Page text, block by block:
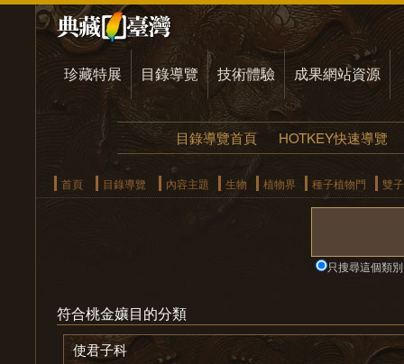
珍藏特展 目錄導覽 技術體驗 成果網站資源
目錄導覽首頁 HOTKEY快速導覽
首頁 目錄導覽 內容主題 生物 植物界 種子植物門 雙
只搜尋這個類別
符合桃金孃目的分類
使君子科